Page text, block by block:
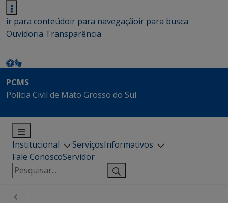
ir para conteúdoir para navegaçãoir para busca
Ouvidoria Transparência
PCMS
Polícia Civil de Mato Grosso do Sul
Institucional ServiçosInformativos
Fale ConoscoServidor
Pesquisar
por: